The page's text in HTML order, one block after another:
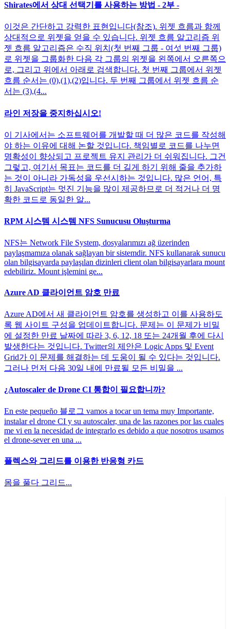
Shirates에서 상대 선택기를 사용하는 방법 - 2부 -
이것은 간단하고 강력한 표현입니다(참조). 위젯 흐름과 함께
상대적으로 위젯을 얻을 수 있습니다. 위젯 흐름 알고리즘 위
젯 흐름 알고리즘은 수직 위치(첫 번째 그룹 - 여섯 번째 그룹)
로 위젯을 그룹화한 다음 각 그룹의 위젯을 왼쪽에서 오른쪽으
로, 그리고 위에서 아래로 검색합니다. 첫 번째 그룹에서 위젯
흐름 순서는 (0),(1),(2)입니다. 두 번째 그룹에서 위젯 흐름 순
서는 (3),(4...
라인 저장을 중지하십시오!
이 기사에서는 소프트웨어를 개발할 때 더 많은 코드를 작성해
야 하는 이유에 대해 논할 것입니다. 책임별로 코드를 나누면
명확성이 향상되고 프로젝트 유지 관리가 더 쉬워집니다. 그건
그렇고, 여기서 목표는 코드를 더 길게 하기 위해 줄을 추가하
는 것이 아니라 가독성을 우선시하는 것입니다. 많은 언어, 특
히 JavaScript는 멋진 기능을 많이 제공하므로 더 적거나 더 명
확한 코드로 동일한 알...
RPM 시스템 시스템 NFS Sunucusu Oluşturma
NFS는 Network File System, dosyalarımızı ağ üzerinden
paylaşmamıza olanak sağlayan bir sistemdir. NFS kullanarak sunucu
olan bilgisayarda paylaşılan dizinleri client olan bilgisayarlara mount
edebiliriz. Mount işlemini ge...
Azure AD 클라이언트 암호 만료
Azure AD에서 새 클라이언트 암호를 생성하고 이를 사용하도
록 웹 사이트 구성을 업데이트합니다. 문제는 이 문제가 비밀
에 설정한 만료 날짜에 따라 3, 6, 12, 18 또는 24개월 후에 다시
발생한다는 것입니다. Twitter의 제안은 Logic Apps 및 Event
Grid가 이 문제를 해결하는 데 도움이 될 수 있다는 것입니다.
그러나 먼저 다음 30일 내에 만료될 모든 비밀을 ...
¿Autoscaler de Drone CI 통합이 필요합니까?
En este pequeño 블로그 vamos a tocar un tema muy Importante,
instalar el drone CI y su autoscaler, una de las razones por las cuales
me vi en la necesidad de integrarlo es debido a que nosotros usamos
el drone-sever en una ...
플렉스와 그리드를 이용한 반응형 카드
몸을 풀다 그리드...